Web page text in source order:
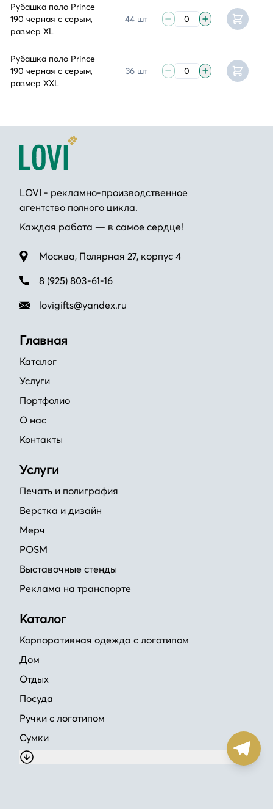
Рубашка поло Prince
190 черная с серым,
размер XL
44 шт
Рубашка поло Prince
190 черная с серым,
размер XXL
36 шт
LOVI - рекламно-производственное
агентство полного цикла.
Каждая работа — в самое сердце!
Москва, Полярная 27, корпус 4
8 (925) 803-61-16
lovigifts@yandex.ru
Главная
Каталог
Услуги
Портфолио
О нас
Контакты
Услуги
Печать и полиграфия
Верстка и дизайн
Мерч
POSM
Выставочные стенды
Реклама на транспорте
Каталог
Корпоративная одежда с логотипом
Дом
Отдых
Посуда
Ручки с логотипом
Сумки